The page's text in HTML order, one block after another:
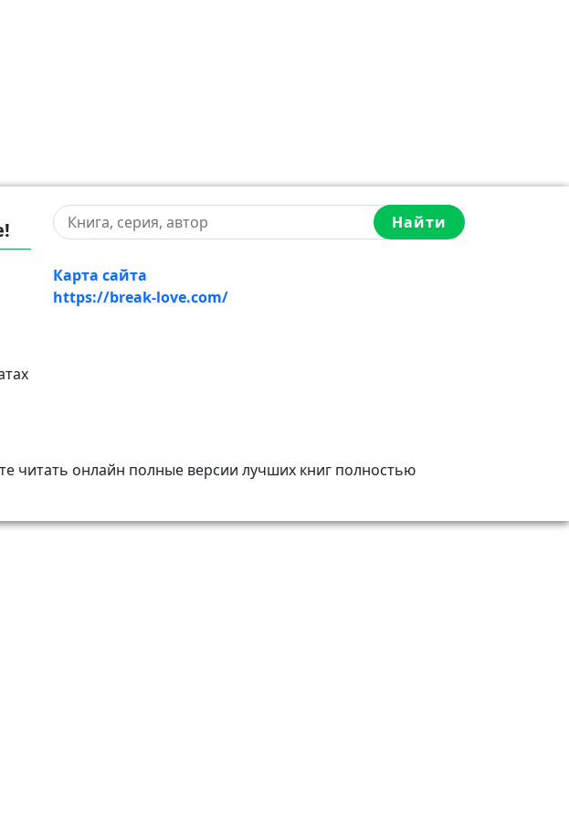
Найти
Карта сайта
https://break-love.com/
онлайн полные версии лучших книг полностью